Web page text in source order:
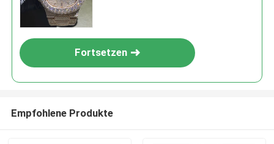
EINREICHUNGEN
Fortsetzen
Empfohlene Produkte